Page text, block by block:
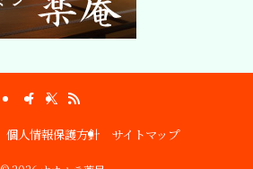
個人情報保護方針 サイトマップ